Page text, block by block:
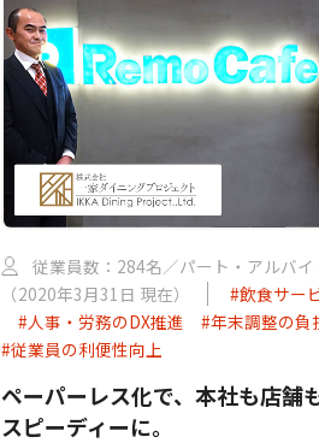
従業員数：284名／パート・アルバ
（2020年3月31日 現在）
#飲食サー
#人事・労務のDX推進
#年末調整の負
#従業員の利便性向上
ペーパーレス化で、本社も店舗
スピーディーに。